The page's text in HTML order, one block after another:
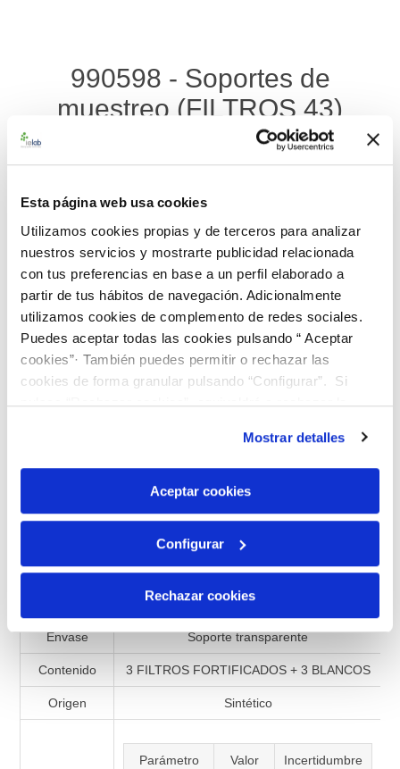
Esta página web usa cookies
Utilizamos cookies propias y de terceros para analizar
nuestros servicios y mostrarte publicidad relacionada
con tus preferencias en base a un perfil elaborado a
partir de tus hábitos de navegación. Adicionalmente
utilizamos cookies de complemento de redes sociales.
Puedes aceptar todas las cookies pulsando “ Aceptar
cookies”· También puedes permitir o rechazar las
cookies de forma granular pulsando “Configurar”. Si
pulsas “Rechazar cookies”, equivaldrá a rechazar la
son indispensables para que el sitio web funcione y que
por tanto no se pueden desactivar. Puedes consultar
más información en nuestraPolítica de Cookies
Mostrar detalles
Aceptar cookies
Configurar
Rechazar cookies
990598 - Soportes de
muestreo (FILTROS 43)
Material de referencia certificado de Soportes de Muestreo
Se suministran 3 filtros fortificados y 3 filtros blancos
contenidos en casetes individuales.
179,00 €
AÑADIR AL CARRITO
Añadir a la lista de comparación
Especificaciones de productos
Filtro
Matriz Filtro
FILTROS 43
Envase Soporte transparente
Contenido 3 FILTROS FORTIFICADOS + 3 BLANCOS
Origen Sintético
Parámetro Valor Incertidumbre